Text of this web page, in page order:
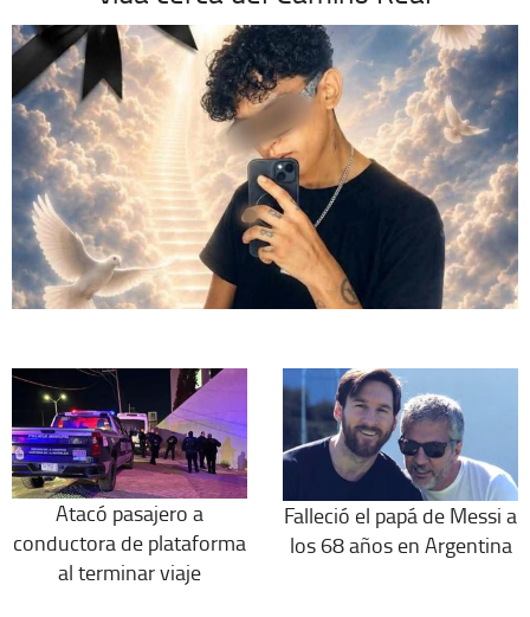
Atacó pasajero a
conductora de plataforma
al terminar viaje
Falleció el papá de Messi a
los 68 años en Argentina